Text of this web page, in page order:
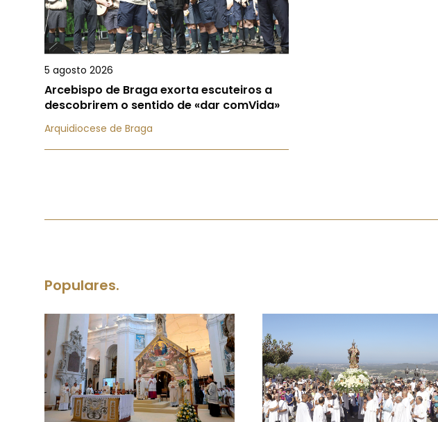
5 agosto 2026
Arcebispo de Braga exorta escuteiros a
descobrirem o sentido de «dar comVida»
Arquidiocese de Braga
Populares.